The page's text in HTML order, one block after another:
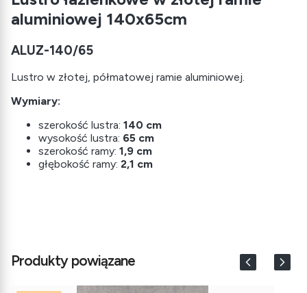
aluminiowej 140x65cm
ALUZ-140/65
Lustro w złotej, półmatowej ramie aluminiowej.
Wymiary:
szerokość lustra: 140 cm
wysokość lustra: 65 cm
szerokość ramy: 1,9 cm
głębokość ramy: 2,1 cm
Produkty powiązane